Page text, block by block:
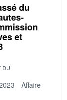
du
et
DU
Affaire